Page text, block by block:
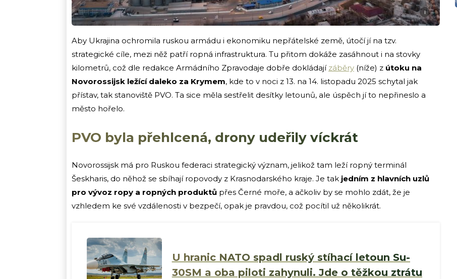
i
Aby Ukrajina ochromila ruskou armádu i ekonomiku nepřátelské země, útočí jí na tzv.
strategické cíle, mezi něž patří ropná infrastruktura. Tu přitom dokáže zasáhnout i na stovky
kilometrů, což dle redakce Armádního Zpravodaje dobře dokládají záběry (níže) z útoku na
Novorossijsk ležící daleko za Krymem, kde to v noci z 13. na 14. listopadu 2025 schytal jak
přístav, tak stanoviště PVO. Ta sice měla sestřelit desítky letounů, ale úspěch jí to nepřineslo a
město hořelo.
PVO byla přehlcená, drony udeřily víckrát
Novorossijsk má pro Ruskou federaci strategický význam, jelikož tam leží ropný terminál
Šeskharis, do něhož se sbíhají ropovody z Krasnodarského kraje. Je tak jedním z hlavních uzlů
pro vývoz ropy a ropných produktů přes Černé moře, a ačkoliv by se mohlo zdát, že je
vzhledem ke své vzdálenosti v bezpečí, opak je pravdou, což pocítil už několikrát.
U hranic NATO spadl ruský stíhací letoun Su-
30SM a oba piloti zahynuli. Jde o těžkou ztrátu